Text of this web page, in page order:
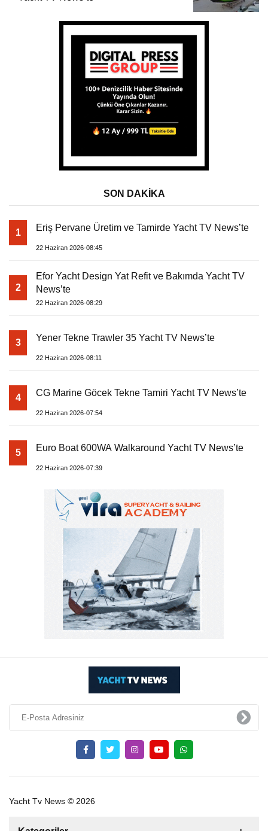
SON DAKİKA
1 Eriş Pervane Üretim ve Tamirde Yacht TV News’te
22 Haziran 2026-08:45
2
Efor Yacht Design Yat Refit ve Bakımda Yacht TV
News’te
22 Haziran 2026-08:29
3 Yener Tekne Trawler 35 Yacht TV News’te
22 Haziran 2026-08:11
4 CG Marine Göcek Tekne Tamiri Yacht TV News’te
22 Haziran 2026-07:54
5 Euro Boat 600WA Walkaround Yacht TV News’te
22 Haziran 2026-07:39
Yacht Tv News © 2026